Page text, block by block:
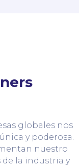
globales nos
y poderosa.
nuestro
la industria y